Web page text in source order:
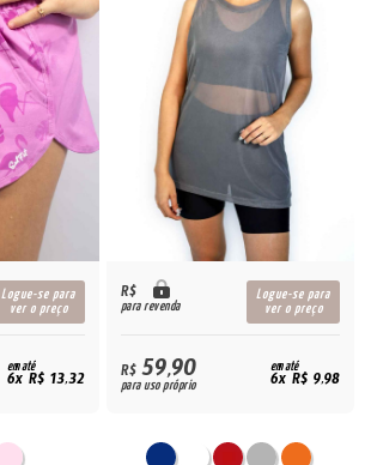
Logue-se para
ver o preço
em até
6x R$ 13,32
R$
para revenda
Logue-se para
ver o preço
R$59,90
para uso próprio
em até
6x R$ 9,98